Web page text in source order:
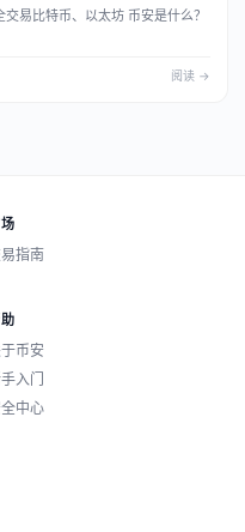
Let me write the
、以太坊 币安是什么？
阅读 →
指南
币安
入门
中心